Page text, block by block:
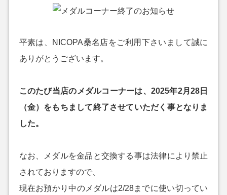
平素は、NICOPA桑名店をご利用下さいまして誠に
ありがとうございます。
このたび当店のメダルコーナーは、2025年2月28日
（金）をもちまして終了させていただく事となりま
した。
なお、メダルを金品と交換する事は法律により禁止
されておりますので、
現在お預かり中のメダルは2/28までに使い切ってい